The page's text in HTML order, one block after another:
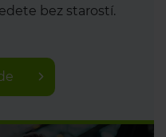
bez starostí.